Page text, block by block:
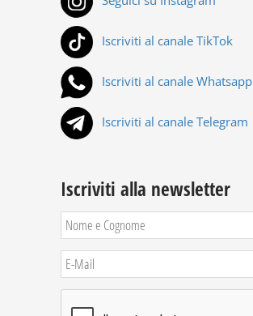
Iscriviti al canale TikTok
Iscriviti al canale Whatsapp
Iscriviti al canale Telegram
Iscriviti alla newsletter